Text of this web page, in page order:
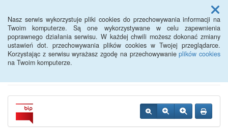
Nasz serwis wykorzystuje pliki cookies do przechowywania informacji na
Twoim komputerze. Są one wykorzystywane w celu zapewnienia
poprawnego działania serwisu. W każdej chwili możesz dokonać zmiany
ustawień dot. przechowywania plików cookies w Twojej przeglądarce.
Korzystając z serwisu wyrażasz zgodę na przechowywanieplików cookies
na Twoim komputerze.
Menu
Powiatowy Urząd Pracy w
Oławie